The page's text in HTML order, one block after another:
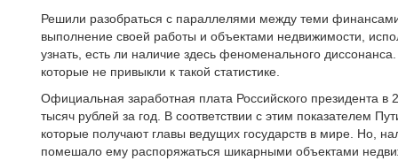
Решили разобраться с параллелями между теми
выполнение своей работы и объектами недвижимости,
узнать, есть ли наличие здесь феноменального
которые не привыкли к такой статистике.
Официальная заработная плата Российского президента в
тысяч рублей за год. В соответствии с этим показателем
которые получают главы ведущих государств в мире. Но,
помешало ему распоряжаться шикарными объектами